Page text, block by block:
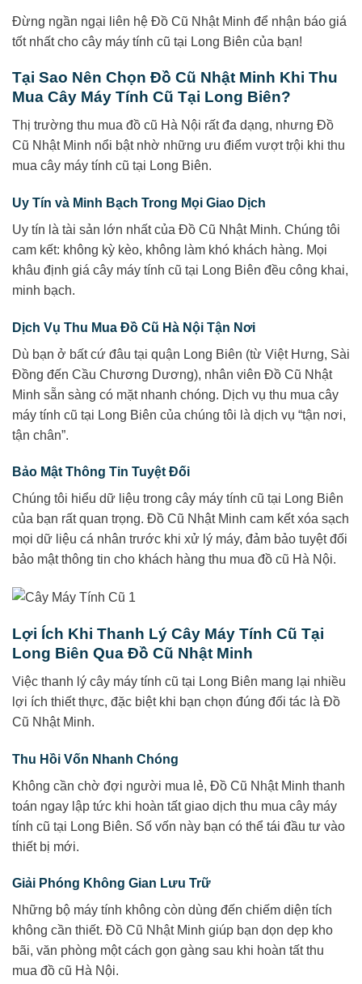
Đừng ngần ngại liên hệ Đồ Cũ Nhật Minh để nhận báo giá
tốt nhất cho cây máy tính cũ tại Long Biên của bạn!
Tại Sao Nên Chọn Đồ Cũ Nhật Minh Khi Thu
Mua Cây Máy Tính Cũ Tại Long Biên?
Thị trường thu mua đồ cũ Hà Nội rất đa dạng, nhưng Đồ
Cũ Nhật Minh nổi bật nhờ những ưu điểm vượt trội khi thu
mua cây máy tính cũ tại Long Biên.
Uy Tín và Minh Bạch Trong Mọi Giao Dịch
Uy tín là tài sản lớn nhất của Đồ Cũ Nhật Minh. Chúng tôi
cam kết: không kỳ kèo, không làm khó khách hàng. Mọi
khâu định giá cây máy tính cũ tại Long Biên đều công khai,
minh bạch.
Dịch Vụ Thu Mua Đồ Cũ Hà Nội Tận Nơi
Dù bạn ở bất cứ đâu tại quận Long Biên (từ Việt Hưng, Sài
Đồng đến Cầu Chương Dương), nhân viên Đồ Cũ Nhật
Minh sẵn sàng có mặt nhanh chóng. Dịch vụ thu mua cây
máy tính cũ tại Long Biên của chúng tôi là dịch vụ “tận nơi,
tận chân”.
Bảo Mật Thông Tin Tuyệt Đối
Chúng tôi hiểu dữ liệu trong cây máy tính cũ tại Long Biên
của bạn rất quan trọng. Đồ Cũ Nhật Minh cam kết xóa sạch
mọi dữ liệu cá nhân trước khi xử lý máy, đảm bảo tuyệt đối
bảo mật thông tin cho khách hàng thu mua đồ cũ Hà Nội.
Lợi Ích Khi Thanh Lý Cây Máy Tính Cũ Tại
Long Biên Qua Đồ Cũ Nhật Minh
Việc thanh lý cây máy tính cũ tại Long Biên mang lại nhiều
lợi ích thiết thực, đặc biệt khi bạn chọn đúng đối tác là Đồ
Cũ Nhật Minh.
Thu Hồi Vốn Nhanh Chóng
Không cần chờ đợi người mua lẻ, Đồ Cũ Nhật Minh thanh
toán ngay lập tức khi hoàn tất giao dịch thu mua cây máy
tính cũ tại Long Biên. Số vốn này bạn có thể tái đầu tư vào
thiết bị mới.
Giải Phóng Không Gian Lưu Trữ
Những bộ máy tính không còn dùng đến chiếm diện tích
không cần thiết. Đồ Cũ Nhật Minh giúp bạn dọn dẹp kho
bãi, văn phòng một cách gọn gàng sau khi hoàn tất thu
mua đồ cũ Hà Nội.